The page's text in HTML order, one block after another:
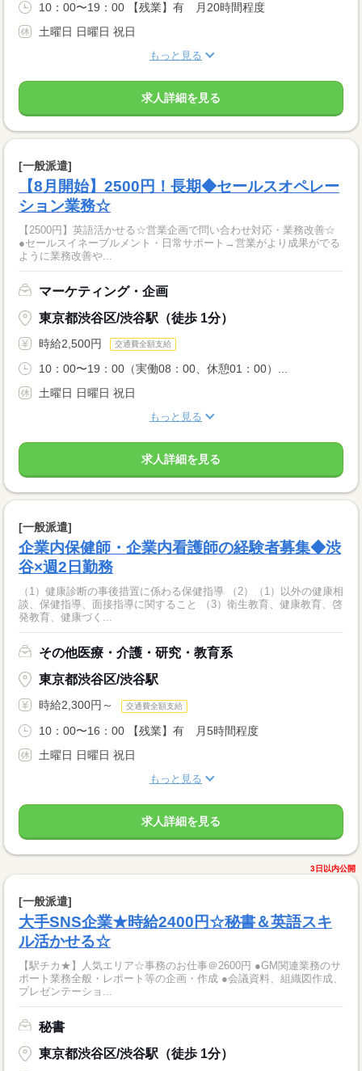
10：00〜19：00 【残業】有 月20時間程度
土曜日 日曜日 祝日
もっと見る
求人詳細を見る
[一般派遣]
【8月開始】2500円！長期◆セールスオペレー
ション業務☆
【2500円】英語活かせる☆営業企画で問い合わせ対応・業務改善☆
●セールスイネーブルメント・日常サポート→営業がより成果がでる
ように業務改善や...
マーケティング・企画
東京都渋谷区/渋谷駅（徒歩 1分）
時給2,500円 交通費全額支給
10：00〜19：00（実働08：00、休憩01：00）...
土曜日 日曜日 祝日
もっと見る
求人詳細を見る
[一般派遣]
企業内保健師・企業内看護師の経験者募集◆渋
谷×週2日勤務
（1）健康診断の事後措置に係わる保健指導 （2）（1）以外の健康相
談、保健指導、面接指導に関すること （3）衛生教育、健康教育、啓
発教育、健康づく...
その他医療・介護・研究・教育系
東京都渋谷区/渋谷駅
時給2,300円～ 交通費全額支給
10：00〜16：00 【残業】有 月5時間程度
土曜日 日曜日 祝日
もっと見る
求人詳細を見る
3日以内公開
[一般派遣]
大手SNS企業★時給2400円☆秘書＆英語スキ
ル活かせる☆
【駅チカ★】人気エリア☆事務のお仕事＠2600円 ●GM関連業務のサ
ポート業務全般・レポート等の企画・作成 ●会議資料、組織図作成、
プレゼンテーショ...
秘書
東京都渋谷区/渋谷駅（徒歩 1分）